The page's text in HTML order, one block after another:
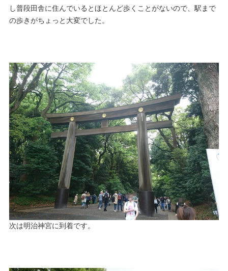
し普段田舎に住んでいるとほとんど歩くことがないので、駅まで
の歩きがちょっと大変でした。
次は明治神宮に到着です。